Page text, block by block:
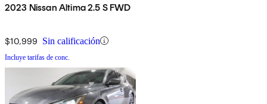
2023 Nissan Altima 2.5 S FWD
$10,999 Sin calificación
Incluye tarifas de conc.